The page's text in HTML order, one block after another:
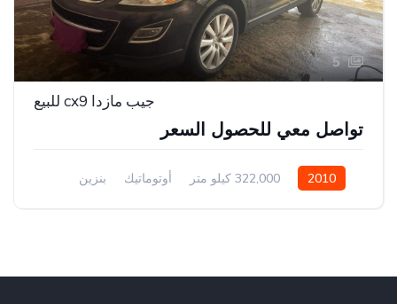
5
جيب مازدا cx9 للبيع
تواصل معي للحصول السعر
2010 322,000 كيلو متر أوتوماتيك
بنزين